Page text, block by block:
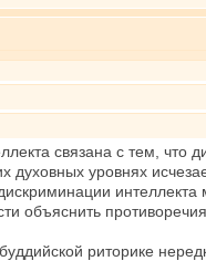
связана с тем, что
духовных уровнях
интеллекта
объяснить
риторике